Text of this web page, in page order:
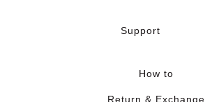
Support
How to
Return & Exchange